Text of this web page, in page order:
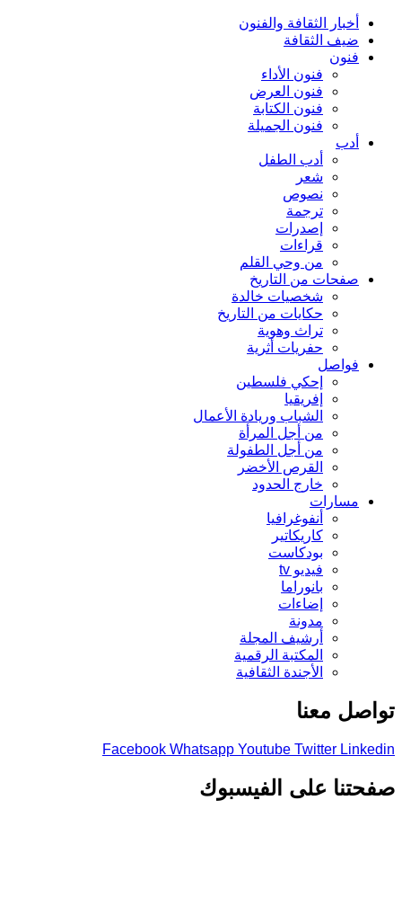
أخبار الثقافة والفنون
ضيف الثقافة
فنون
فنون الأداء
فنون العرض
فنون الكتابة
فنون الجميلة
أدب
أدب الطفل
شعر
نصوص
ترجمة
إصدرات
قراءات
من وحي القلم
صفحات من التاريخ
شخصيات خالدة
حكايات من التاريخ
تراث وهوية
حفريات أثرية
فواصل
إحكي فلسطين
إفريقيا
الشباب وريادة الأعمال
من أجل المرأة
من أجل الطفولة
القرص الأخضر
خارج الحدود
مسارات
أنفوغرافيا
كاريكاتير
بودكاست
فيديو tv
بانوراما
إضاءات
مدونة
أرشيف المجلة
المكتبة الرقمية
الأجندة الثقافية
تواصل معنا
Facebook Whatsapp Youtube Twitter Linkedin
صفحتنا على الفيسبوك